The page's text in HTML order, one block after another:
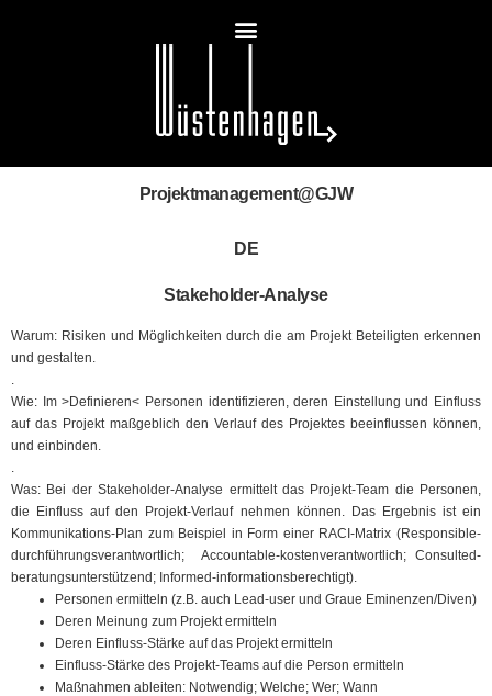
Projektmanagement@GJW
DE
Stakeholder-Analyse
Warum: Risiken und Möglichkeiten durch die am Projekt Beteiligten erkennen
und gestalten.
.
Wie: Im >Definieren< Personen identifizieren, deren Einstellung und Einfluss
auf das Projekt maßgeblich den Verlauf des Projektes beeinflussen können,
und einbinden.
.
Was: Bei der Stakeholder-Analyse ermittelt das Projekt-Team die Personen,
die Einfluss auf den Projekt-Verlauf nehmen können. Das Ergebnis ist ein
Kommunikations-Plan zum Beispiel in Form einer RACI-Matrix (Responsible-
durchführungsverantwortlich; Accountable-kostenverantwortlich; Consulted-
beratungsunterstützend; Informed-informationsberechtigt).
Personen ermitteln (z.B. auch Lead-user und Graue Eminenzen/Diven)
Deren Meinung zum Projekt ermitteln
Deren Einfluss-Stärke auf das Projekt ermitteln
Einfluss-Stärke des Projekt-Teams auf die Person ermitteln
Maßnahmen ableiten: Notwendig; Welche; Wer; Wann